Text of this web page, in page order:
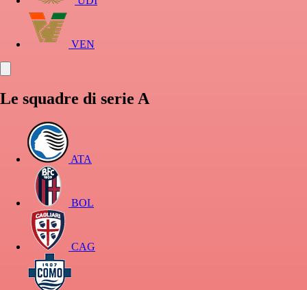
VEN
Le squadre di serie A
ATA
BOL
CAG